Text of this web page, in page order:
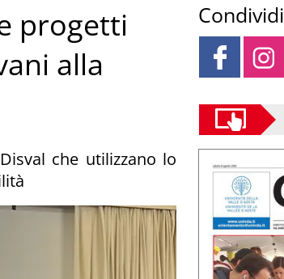
progetti
alla
che utilizzano lo
Condividi